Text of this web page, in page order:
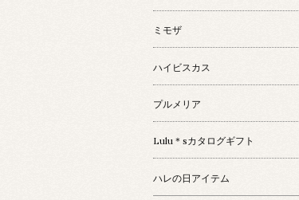
ミモザ
ハイビスカス
プルメリア
Lulu＊sカタログギフト
ハレの日アイテム